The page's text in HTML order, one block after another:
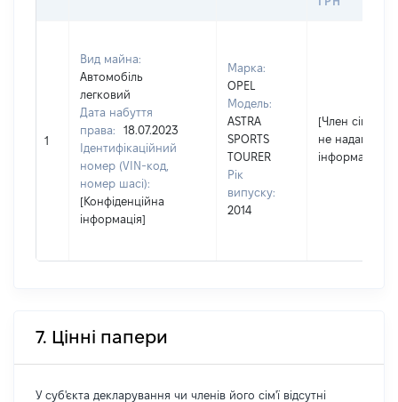
1
Вид майна:
Автомобіль
легковий
Дата набуття
права:
18.07.2023
Ідентифікаційний
номер (VIN-код,
номер шасі):
[Конфіденційна
інформація]
Марка:
OPEL
Модель:
ASTRA
SPORTS
TOURER
Рік
випуску:
2014
[Член сім'ї
не надав
інформацію]
7. Цінні папери
У суб'єкта декларування чи членів його сім'ї відсутні